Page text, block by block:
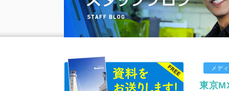
メデ
東京